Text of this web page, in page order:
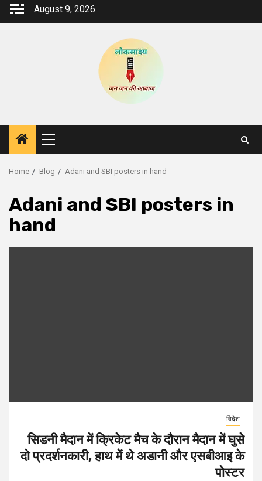
Skip
August 9, 2026
Primary
Menu
Home Blog Adani and SBI posters in hand
Adani and SBI posters in
hand
विदेश
सिडनी मैदान में क्रिकेट मैच के दौरान मैदान में घुसे
दो प्रदर्शनकारी, हाथ में थे अडानी और एसबीआइ के
पोस्टर